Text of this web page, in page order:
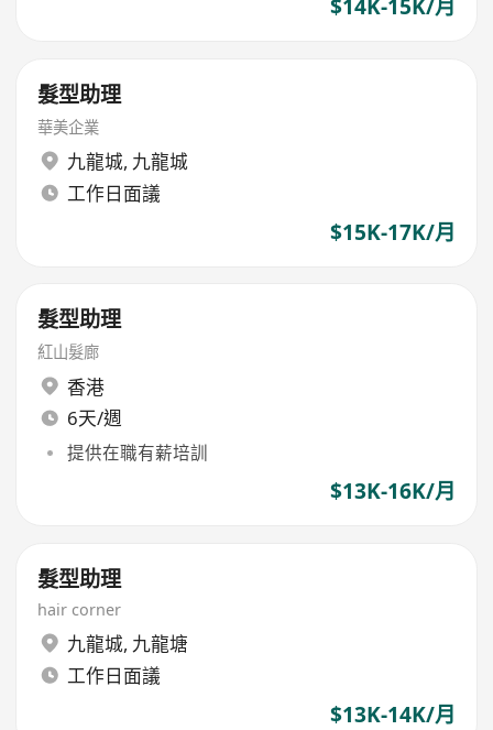
$14K-15K/月
髮型助理
華美企業
九龍城, 九龍城
工作日面議
$15K-17K/月
髮型助理
紅山髮廊
香港
6天/週
提供在職有薪培訓
$13K-16K/月
髮型助理
hair corner
九龍城, 九龍塘
工作日面議
$13K-14K/月